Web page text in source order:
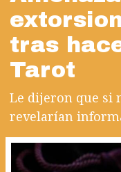
tras
Tarot
Le dijeron que si
revelarían